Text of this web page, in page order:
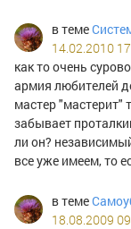
в теме
14.02.2010
как то очень
армия любителей
мастер "мастерит"
забывает
ли он?
все уже имеем, то
в теме
18.08.2009